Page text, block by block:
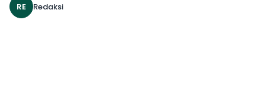
RE Redaksi